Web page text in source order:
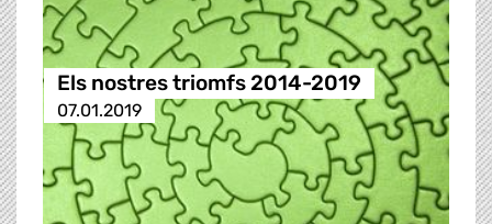
Els nostres triomfs 2014-2019
07.01.2019